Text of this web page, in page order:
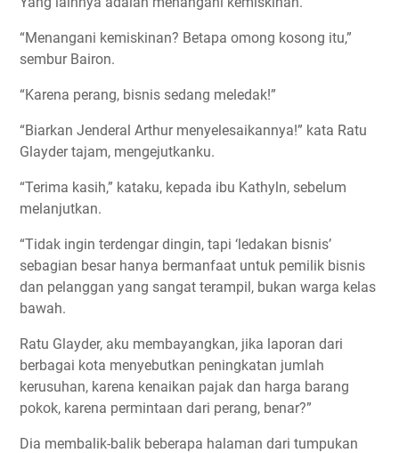
“Menangani kemiskinan? Betapa omong kosong itu,”
sembur Bairon.
“Karena perang, bisnis sedang meledak!”
“Biarkan Jenderal Arthur menyelesaikannya!” kata Ratu
Glayder tajam, mengejutkanku.
“Terima kasih,” kataku, kepada ibu Kathyln, sebelum
melanjutkan.
“Tidak ingin terdengar dingin, tapi ‘ledakan bisnis’
sebagian besar hanya bermanfaat untuk pemilik bisnis
dan pelanggan yang sangat terampil, bukan warga kelas
bawah.
Ratu Glayder, aku membayangkan, jika laporan dari
berbagai kota menyebutkan peningkatan jumlah
kerusuhan, karena kenaikan pajak dan harga barang
pokok, karena permintaan dari perang, benar?”
Dia membalik-balik beberapa halaman dari tumpukan